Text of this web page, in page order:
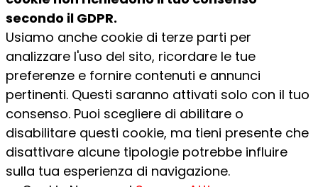
secondo il GDPR.
Usiamo anche cookie di terze parti per
analizzare l'uso del sito, ricordare le tue
preferenze e fornire contenuti e annunci
pertinenti. Questi saranno attivati solo con il tuo
consenso. Puoi scegliere di abilitare o
disabilitare questi cookie, ma tieni presente che
disattivare alcune tipologie potrebbe influire
sulla tua esperienza di navigazione.